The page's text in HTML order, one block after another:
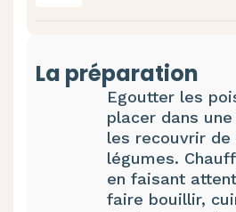
La préparation
Egoutter les
placer dans
les recouvrir de
légumes.
en faisant
faire bouillir,